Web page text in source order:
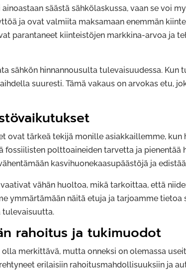
säästä sähkölaskussa, vaan se voi
ja ovat valmiita maksamaan enemmän
parantaneet kiinteistöjen markkina-arvoa ja
sähkön hinnannousulta tulevaisuudessa.
suuresti. Tämä vakaus on arvokas etu,
ovat tärkeä tekijä monille asiakkaillemme,
fossiilisten polttoaineiden tarvetta ja
kasvihuonekaasupäästöjä ja
vähän huoltoa, mikä tarkoittaa, että
ymmärtämään näitä etuja ja tarjoamme
tulevaisuutta.
rahoitus ja tukimuodot
merkittävä, mutta onneksi on olemassa
erilaisiin rahoitusmahdollisuuksiin ja